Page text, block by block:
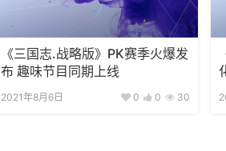
《三国志.战略版》PK赛季火爆发
布 趣味节目同期上线
2021年8月6日 0 0 30